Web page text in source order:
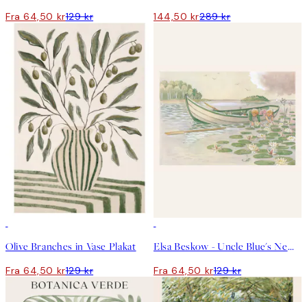
Fra 64,50 kr129 kr 144,50 kr289 kr
Olive Branches in Vase Plakat
Fra 64,50 kr129 kr
Elsa Beskow - Uncle Blue's New Boat Plakat
Fra 64,50 kr129 kr